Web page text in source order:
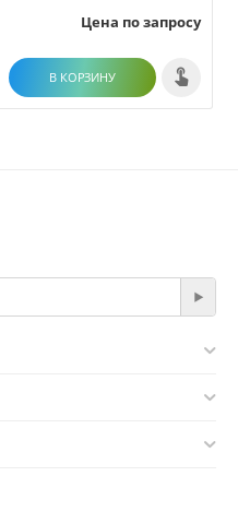
Цена по запросу
В КОРЗИНУ